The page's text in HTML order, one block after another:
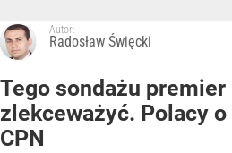
Autor:
Radosław Święcki
Tego sondażu
zlekceważyć. Polacy
CPN